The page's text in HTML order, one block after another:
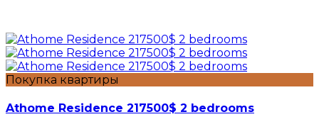
Покупка квартиры
Athome Residence 217500$ 2 bedrooms